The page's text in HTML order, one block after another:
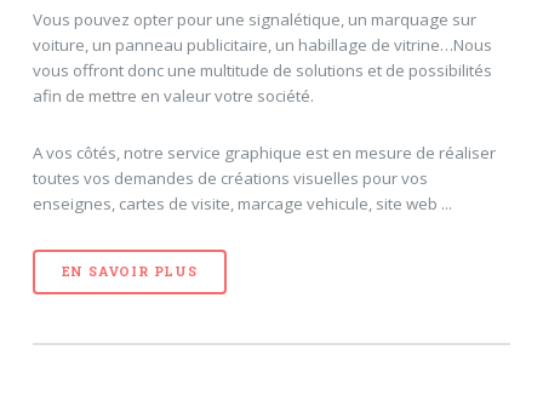
Vous pouvez opter pour une signalétique, un marquage sur
voiture, un panneau publicitaire, un habillage de vitrine…Nous
vous offront donc une multitude de solutions et de possibilités
afin de mettre en valeur votre société.
A vos côtés, notre service graphique est en mesure de réaliser
toutes vos demandes de créations visuelles pour vos
enseignes, cartes de visite, marcage vehicule, site web ...
EN SAVOIR PLUS